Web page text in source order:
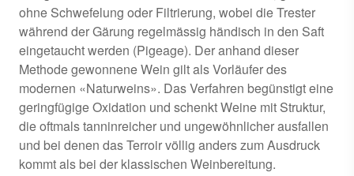
ohne Schwefelung oder Filtrierung, wobei die Trester
während der Gärung regelmässig händisch in den Saft
eingetaucht werden (Pigeage). Der anhand dieser
Methode gewonnene Wein gilt als Vorläufer des
modernen «Naturweins». Das Verfahren begünstigt eine
geringfügige Oxidation und schenkt Weine mit Struktur,
die oftmals tanninreicher und ungewöhnlicher ausfallen
und bei denen das Terroir völlig anders zum Ausdruck
kommt als bei der klassischen Weinbereitung.